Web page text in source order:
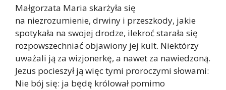
Małgorzata Maria skarżyła się
na niezrozumienie, drwiny i przeszkody, jakie
spotykała na swojej drodze, ilekroć starała się
rozpowszechniać objawiony jej kult. Niektórzy
uważali ją za wizjonerkę, a nawet za nawiedzoną.
Jezus pocieszył ją więc tymi proroczymi słowami:
Nie bój się: ja będę królował pomimo